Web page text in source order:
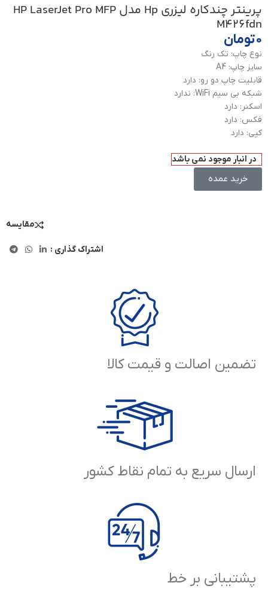
پرینتر چندکاره ليزري Hp مدل HP LaserJet Pro MFP
M426fdn
۰تومان
نوع چاپ: تک رنگ
سایز چاپ: A4
قابلیت چاپ دو رو: دارد
شبکه بی سیم WiFi: ندارد
اسکنر: دارد
فکس: دارد
کپی: دارد
در انبار موجود نمی باشد
خرید عمده
مقایسه
اشتراک گذاری :
تضمین اصالت و قیمت کالا
ارسال سریع به تمام نقاط کشور
پشتیبانی بر خط